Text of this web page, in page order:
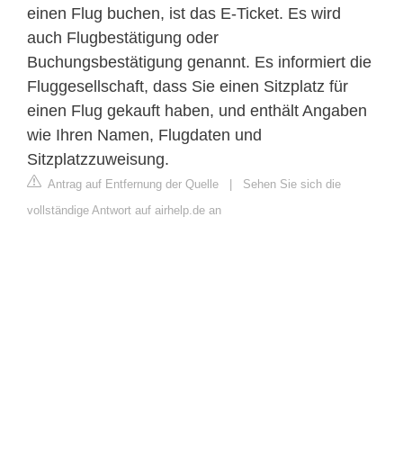
einen Flug buchen, ist das E-Ticket. Es wird
auch Flugbestätigung oder
Buchungsbestätigung genannt. Es informiert die
Fluggesellschaft, dass Sie einen Sitzplatz für
einen Flug gekauft haben, und enthält Angaben
wie Ihren Namen, Flugdaten und
Sitzplatzzuweisung.
Antrag auf Entfernung der Quelle | Sehen Sie sich die
vollständige Antwort auf airhelp.de an